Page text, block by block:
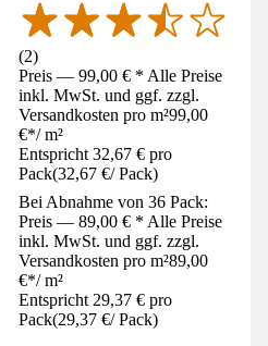
(2)
Preis — 99,00 € * Alle Preise
inkl. MwSt. und ggf. zzgl.
Versandkosten pro m²99,00
€*/ m²
Entspricht 32,67 € pro
Pack(32,67 €/ Pack)
Bei Abnahme von 36 Pack:
Preis — 89,00 € * Alle Preise
inkl. MwSt. und ggf. zzgl.
Versandkosten pro m²89,00
€*/ m²
Entspricht 29,37 € pro
Pack(29,37 €/ Pack)